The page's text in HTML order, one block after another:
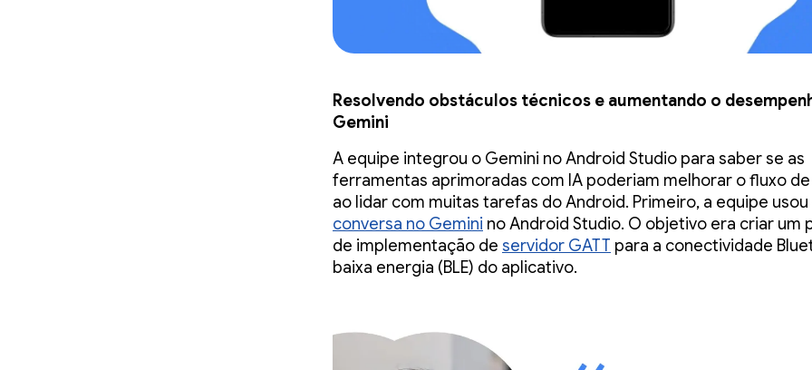
Resolvendo obstáculos técnicos e aumentando o
Gemini
A equipe integrou o Gemini no Android Studio para saber se as
ferramentas aprimoradas com IA poderiam melhorar o fluxo
ao lidar com muitas tarefas do Android. Primeiro, a equipe usou
conversa no Gemini no Android Studio. O objetivo era criar um
de implementação de servidor GATT para a conectividade
baixa energia (BLE) do aplicativo.